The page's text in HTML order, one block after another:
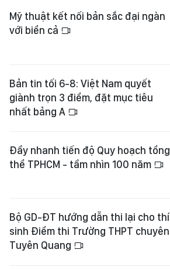
Mỹ thuật kết nối bản sắc đại ngàn
với biển cả
Bản tin tối 6-8: Việt Nam quyết
giành trọn 3 điểm, đặt mục tiêu
nhất bảng A
Đẩy nhanh tiến độ Quy hoạch tổng
thể TPHCM - tầm nhìn 100 năm
Bộ GD-ĐT hướng dẫn thi lại cho thí
sinh Điểm thi Trường THPT chuyên
Tuyên Quang